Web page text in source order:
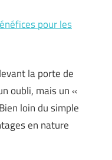
pour les
la porte de
oubli, mais un «
loin du simple
en nature